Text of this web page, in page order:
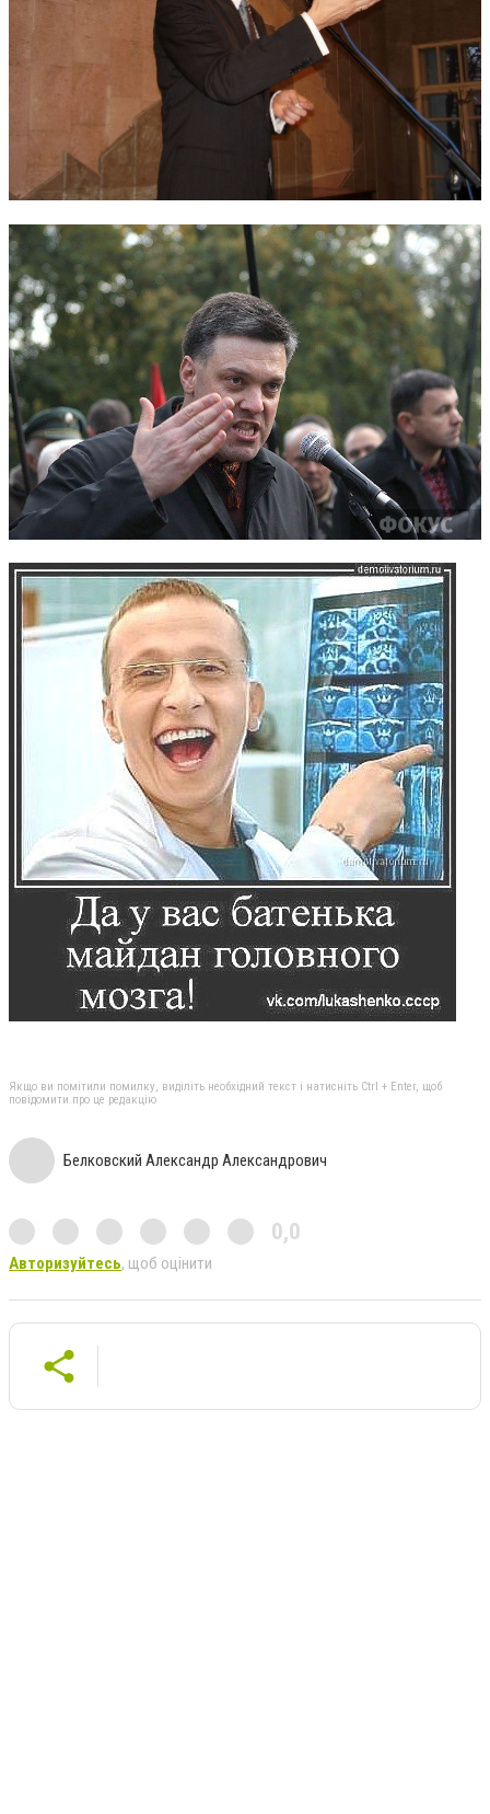
Якщо ви помітили помилку, виділіть необхідний текст і натисніть Ctrl + Enter, щоб
повідомити про це редакцію
Белковский Александр Александрович
0,0
Авторизуйтесь, щоб оцінити